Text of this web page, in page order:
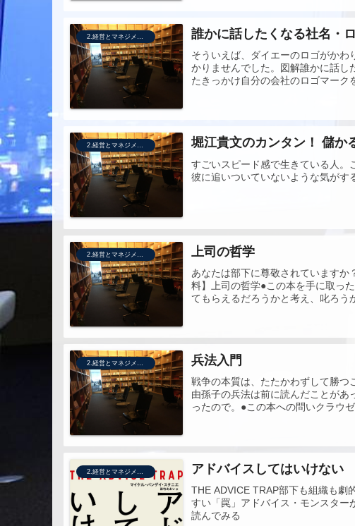
2.経営とマネジメント 誰かに話したくなる社名・
そういえば、ダイエーのロゴがかわ
かりませんでした。図解誰かに話し
たきっかけ自分の会社のロゴマー
2.経営とマネジメント 堀江貴文のカンタン！ 儲か
すごいスピード感で生きている人。
彼に追いついていないような気がす
上司の哲学
あなたは部下に尊敬されています
料】上司の哲学●この本を手に取っ
てもらえるだろうかと考え、叱ろう
兵法入門
戦争の本質は、たたかわずして勝つ
由孫子の兵法は前に読んだことが
ったので。●この本への問いクラウ
2.経営とマネジメント アドバイスしてはいけない
THE ADVICE TRAP部下も組織も劇
すい「罠」アドバイス・モンスター
読んでみる